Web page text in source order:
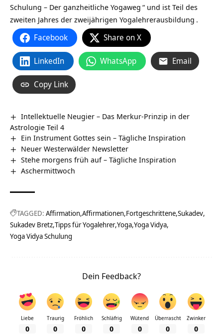
Schulung – Der ganzheitliche Yogaweg “ und ist Teil des
zweiten Jahres der zweijährigen Yogalehrerausbildung .
Facebook Share on X
LinkedIn WhatsApp Email
Copy Link
Intellektuelle Neugier – Das Merkur-Prinzip in der
Astrologie Teil 4
Ein Instrument Gottes sein – Tägliche Inspiration
Neuer Westerwälder Newsletter
Stehe morgens früh auf – Tägliche Inspiration
Aschermittwoch
TAGGED: Affirmation Affirmationen Fortgeschrittene Sukadev
Sukadev Bretz Tipps für Yogalehrer Yoga Yoga Vidya
Yoga Vidya Schulung
Dein Feedback?
Liebe
0
Traurig
0
Fröhlich
0
Schläfrig
0
Wütend
0
Überrascht
0
Zwinker
0